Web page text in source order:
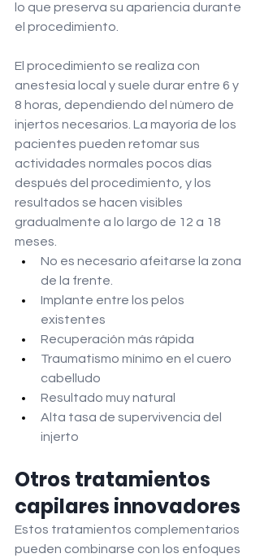
lo que preserva su apariencia durante
el procedimiento.
El procedimiento se realiza con
anestesia local y suele durar entre 6 y
8 horas, dependiendo del número de
injertos necesarios. La mayoría de los
pacientes pueden retomar sus
actividades normales pocos días
después del procedimiento, y los
resultados se hacen visibles
gradualmente a lo largo de 12 a 18
meses.
No es necesario afeitarse la zona
de la frente.
Implante entre los pelos
existentes
Recuperación más rápida
Traumatismo mínimo en el cuero
cabelludo
Resultado muy natural
Alta tasa de supervivencia del
injerto
Otros tratamientos
capilares innovadores
Estos tratamientos complementarios
pueden combinarse con los enfoques